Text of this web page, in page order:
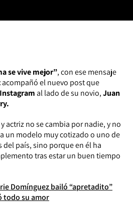
se vive mejor”, con ese mensaje
acompañó el nuevo post que
Instagram al lado de su novio,Juan
y actriz no se cambia por nadie, y no
un modelo muy cotizado o uno de
del país, sino porque en él ha
tras estar un buen tiempo
Domínguez bailó “apretadito”
todo su amor